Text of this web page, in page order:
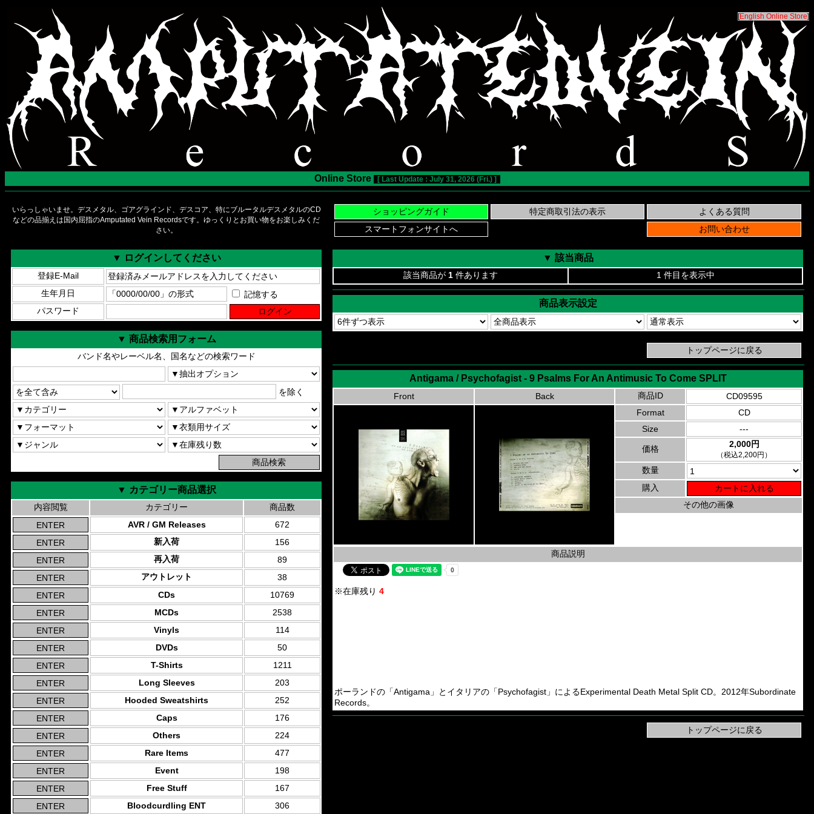
[English Online Store]
Online Store [ Last Update : July 31, 2026 (Fri.) ]
いらっしゃいませ。デスメタル、ゴアグラインド、デスコア、特にブルータルデスメタルのCD
などの品揃えは国内屈指のAmputated Vein Recordsです。ゆっくりとお買い物をお楽しみくだ
さい。
▼ ログインしてください
登録E-Mail
生年月日
記憶する
パスワード
▼ 商品検索用フォーム
バンド名やレーベル名、国名などの検索ワード
を除く
▼ カテゴリー商品選択
内容閲覧 カテゴリー
商品数
AVR / GM Releases
672
新入荷
156
再入荷
89
アウトレット
38
CDs
10769
MCDs
2538
Vinyls
114
DVDs
50
T-Shirts
1211
Long Sleeves
203
Hooded Sweatshirts
252
Caps
176
Others
224
Rare Items
477
Event
198
Free Stuff
167
Bloodcurdling ENT
306
▼ 該当商品
該当商品が 1 件あります 1 件目を表示中
商品表示設定
Antigama / Psychofagist - 9 Psalms For An Antimusic To Come SPLIT
Front Back 商品ID
CD09595
Format
CD
Size
---
価格 2,000円
（税込2,200円）
数量
購入
その他の画像
商品説明
※在庫残り 4
ポーランドの「Antigama」とイタリアの「Psychofagist」によるExperimental Death Metal Split CD。2012年Subordinate
Records。